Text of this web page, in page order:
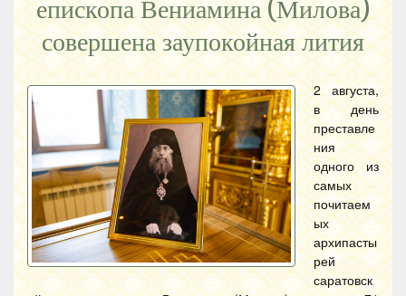
епископа Вениамина (Милова)
совершена заупокойная лития
2 августа,
в день
преставле
ния
одного из
самых
почитаем
ых
архипасты
рей
саратовск